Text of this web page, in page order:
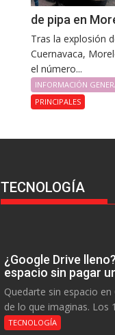
de pipa en
Tras la explosión
Cuernavaca,
el número...
INFORMACIÓN
PRINCIPALES
TECNOLOGÍA
¿Google Drive
espacio sin pagar
Quedarte sin espacio
de lo que imaginas. Los
TECNOLOGÍA